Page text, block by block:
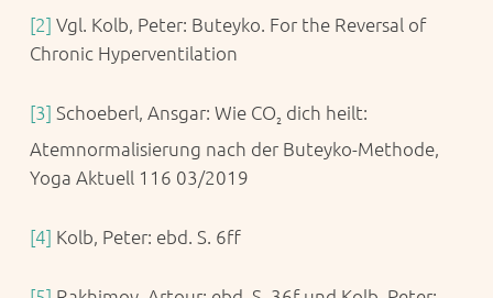
[2] Vgl. Kolb, Peter: Buteyko. For the Reversal of
Chronic Hyperventilation
[3] Schoeberl, Ansgar: Wie CO2 dich heilt:
Atemnormalisierung nach der Buteyko-Methode,
Yoga Aktuell 116 03/2019
[4] Kolb, Peter: ebd. S. 6ff